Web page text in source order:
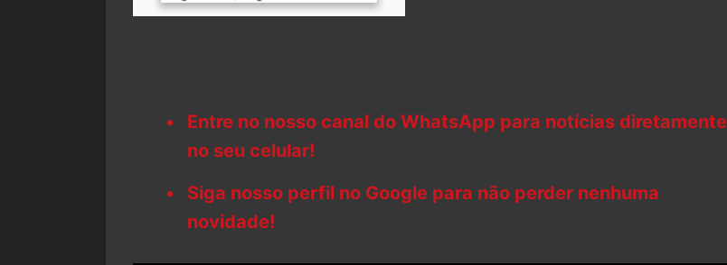
Entre no nosso canal do WhatsApp para notícias diretamente
no seu celular!
Siga nosso perfil no Google para não perder nenhuma
novidade!